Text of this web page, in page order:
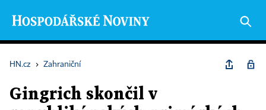
HN.cz › Zahraniční
Gingrich skončil v